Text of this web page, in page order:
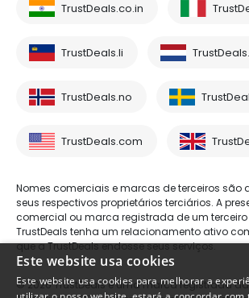
TrustDeals.co.in
TrustDeals.li
TrustDeals.no
TrustDeals.com
Nomes comerciais e marcas de terceiros são
seus respectivos proprietários terciários. A
comercial ou marca registrada de um
TrustDeals tenha um relacionamento ativo
que a TrustDeals endosse seus serviços.
© 2026 TrustDeals é uma marca registrada da
Este website usa cookies
Este website usa cookies para melhorar a